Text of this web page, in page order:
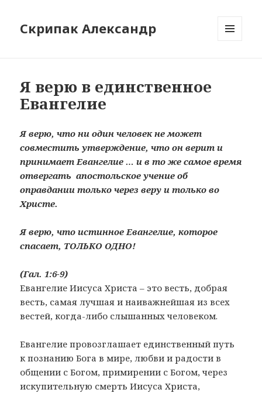
Скрипак Александр
Я верю в единственное
Евангелие
Я верю, что ни один человек не может
совместить утверждение, что он верит и
принимает Евангелие … и в то же самое время
отвергать апостольское учение об
оправдании только через веру и только во
Христе.
Я верю, что истинное Евангелие, которое
спасает, ТОЛЬКО ОДНО!
(Гал. 1:6-9)
Евангелие Иисуса Христа – это весть, добрая
весть, самая лучшая и наиважнейшая из всех
вестей, когда-либо слышанных человеком.
Евангелие провозглашает единственный путь
к познанию Бога в мире, любви и радости в
общении с Богом, примирении с Богом, через
искупительную смерть Иисуса Христа,